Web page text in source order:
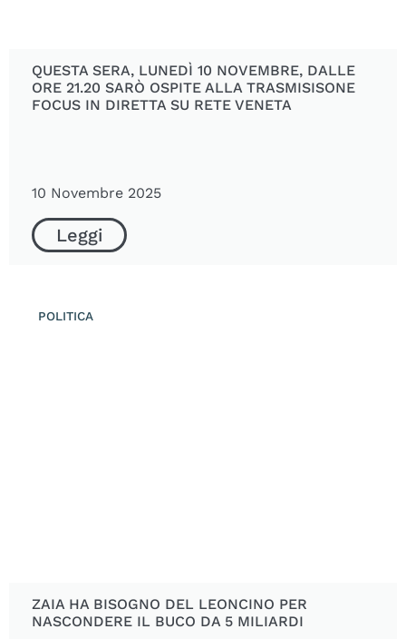
QUESTA SERA, LUNEDÌ 10 NOVEMBRE, DALLE
ORE 21.20 SARÒ OSPITE ALLA TRASMISISONE
FOCUS IN DIRETTA SU RETE VENETA
10 Novembre 2025
Leggi
ZAIA HA BISOGNO DEL LEONCINO PER
NASCONDERE IL BUCO DA 5 MILIARDI
POLITICA